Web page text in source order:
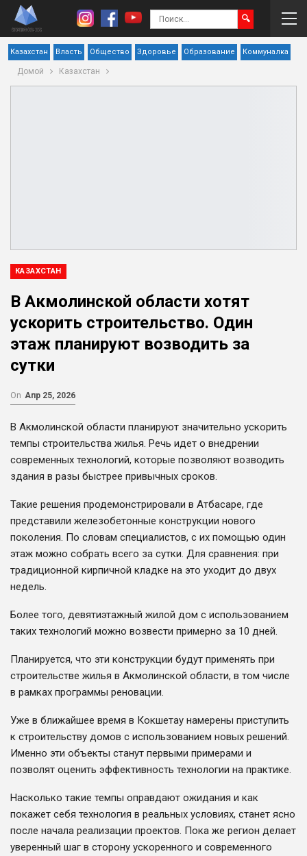
Казахстан Власть Общество Здоровье Образование Коммуналка
Домой Казахстан
КАЗАХСТАН
В Акмолинской области хотят
ускорить строительство. Один
этаж планируют возводить за
сутки
On Апр 25, 2026
В Акмолинской области планируют значительно ускорить
темпы строительства жилья. Речь идет о внедрении
современных технологий, которые позволяют возводить
здания в разы быстрее привычных сроков.
Такие решения продемонстрировали в Атбасаре, где
представили железобетонные конструкции нового
поколения. По словам специалистов, с их помощью один
этаж можно собрать всего за сутки. Для сравнения: при
традиционной кирпичной кладке на это уходит до двух
недель.
Более того, девятиэтажный жилой дом с использованием
таких технологий можно возвести примерно за 10 дней.
Планируется, что эти конструкции будут применять при
строительстве жилья в Акмолинской области, в том числе
в рамках программы реновации.
Уже в ближайшее время в Кокшетау намерены приступить
к строительству домов с использованием новых решений.
Именно эти объекты станут первыми примерами и
позволят оценить эффективность технологии на практике.
Насколько такие темпы оправдают ожидания и как
покажет себя технология в реальных условиях, станет ясно
после начала реализации проектов. Пока же регион делает
уверенный шаг в сторону ускоренного и современного